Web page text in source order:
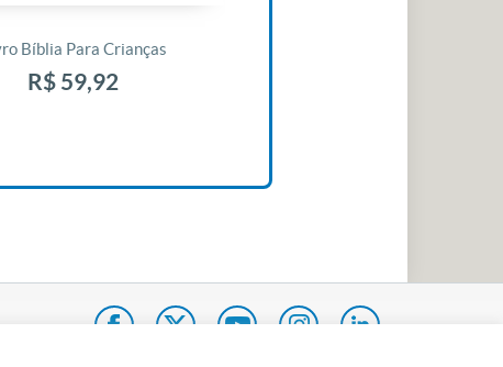
Bíblia Para Crianças
R$ 59,92